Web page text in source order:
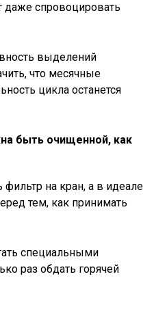
даже спровоцировать
выделений
что месячные
цикла останется
быть очищенной, как
фильтр на кран, а в идеале
тем, как принимать
специальными
раз обдать горячей